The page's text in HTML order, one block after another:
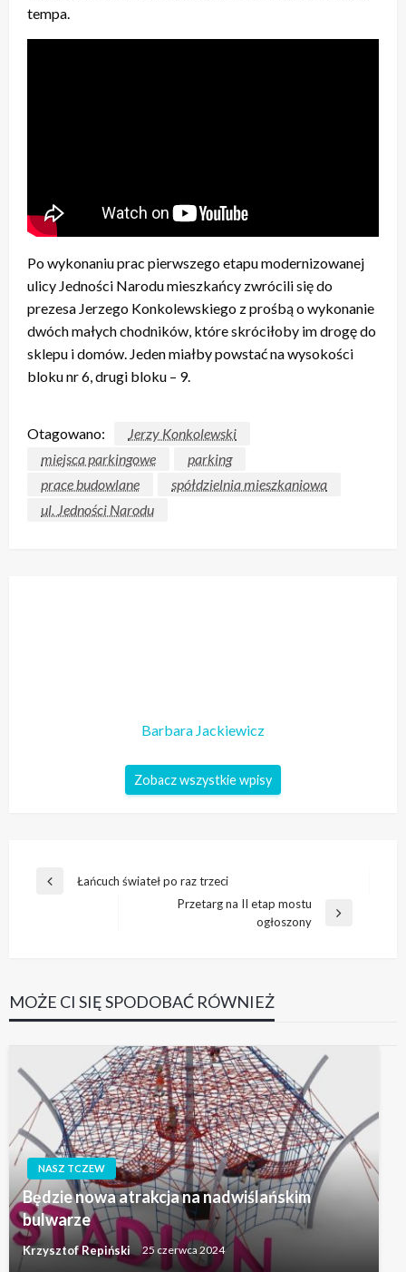
tempa.
Po wykonaniu prac pierwszego etapu modernizowanej
ulicy Jedności Narodu mieszkańcy zwrócili się do
prezesa Jerzego Konkolewskiego z prośbą o wykonanie
dwóch małych chodników, które skróciłoby im drogę do
sklepu i domów. Jeden miałby powstać na wysokości
bloku nr 6, drugi bloku – 9.
Otagowano:
Jerzy Konkolewski
miejsca parkingowe
parking
prace budowlane
spółdzielnia mieszkaniowa
ul. Jedności Narodu
Barbara Jackiewicz
Zobacz wszystkie wpisy
Nawigacja
Poprzedni
Łańcuch świateł po raz trzeci
Przetarg na II etap mostu
ogłoszony
MOŻE CI SIĘ SPODOBAĆ RÓWNIEŻ
NASZ TCZEW
Będzie nowa atrakcja na nadwiślańskim
bulwarze
Krzysztof Repiński 25 czerwca 2024